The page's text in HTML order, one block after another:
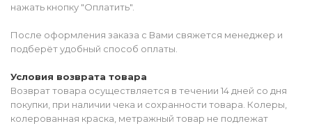
нажать кнопку "Оплатить".
После оформления заказа с Вами свяжется менеджер и
подберёт удобный способ оплаты.
Условия возврата товара
Возврат товара осуществляется в течении 14 дней со дня
покупки, при наличии чека и сохранности товара. Колеры,
колерованная краска, метражный товар не подлежат